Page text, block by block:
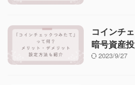
コインチ
暗号資産
2023/9/27